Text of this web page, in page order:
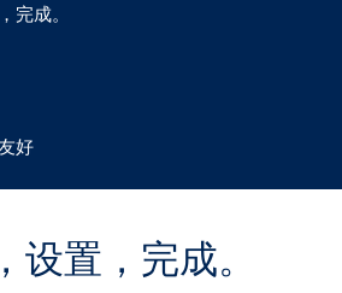
完成。
好
设置，完成。